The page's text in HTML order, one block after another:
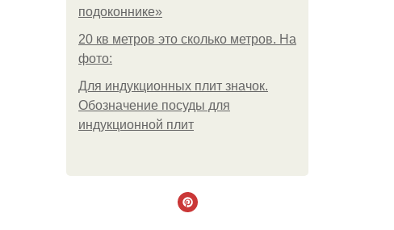
подоконнике»
20 кв метров это сколько метров. На
фото:
Для индукционных плит значок.
Обозначение посуды для
индукционной плит